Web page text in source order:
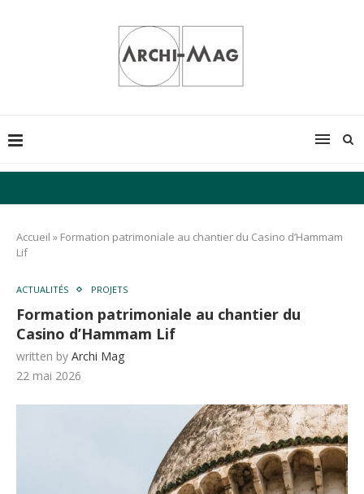
Accueil » Formation patrimoniale au chantier du Casino d’Hammam
Lif
ACTUALITÉS PROJETS
Formation patrimoniale au chantier du
Casino d’Hammam Lif
written by Archi Mag
22 mai 2026